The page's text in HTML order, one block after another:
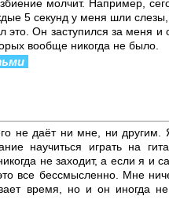
молчит. Например,
5 секунд у меня шли
Он заступился за меня и
вообще никогда не было.
не даёт ни мне, ни другим.
научиться играть на
не заходит, а если я и
все бессмысленно. Мне
время, но и он иногда не